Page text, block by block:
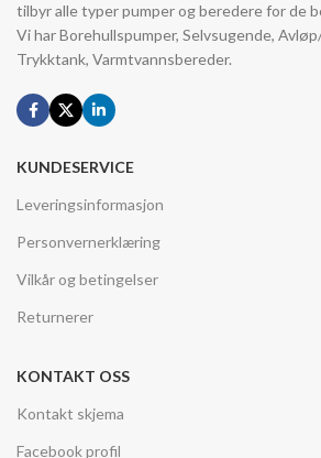
tilbyr alle typer pumper og beredere for de
Vi har Borehullspumper, Selvsugende,
Trykktank, Varmtvannsbereder.
KUNDESERVICE
Leveringsinformasjon
Personvernerklæring
Vilkår og betingelser
Returnerer
KONTAKT OSS
Kontakt skjema
Facebook profil